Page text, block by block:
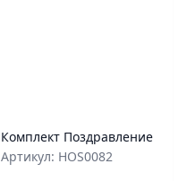
Комплект Поздравление
Артикул: HOS0082